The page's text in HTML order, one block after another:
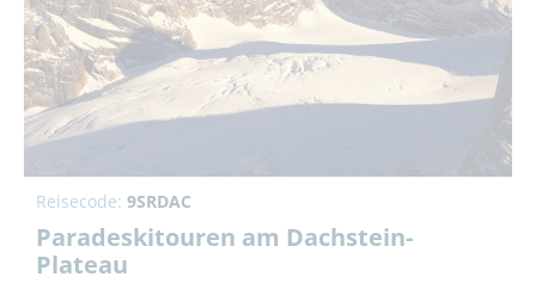
Reisecode: 9SRDAC
Paradeskitouren am Dachstein-
Plateau